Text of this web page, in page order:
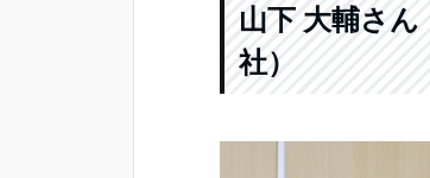
山下 大輔さ
社）